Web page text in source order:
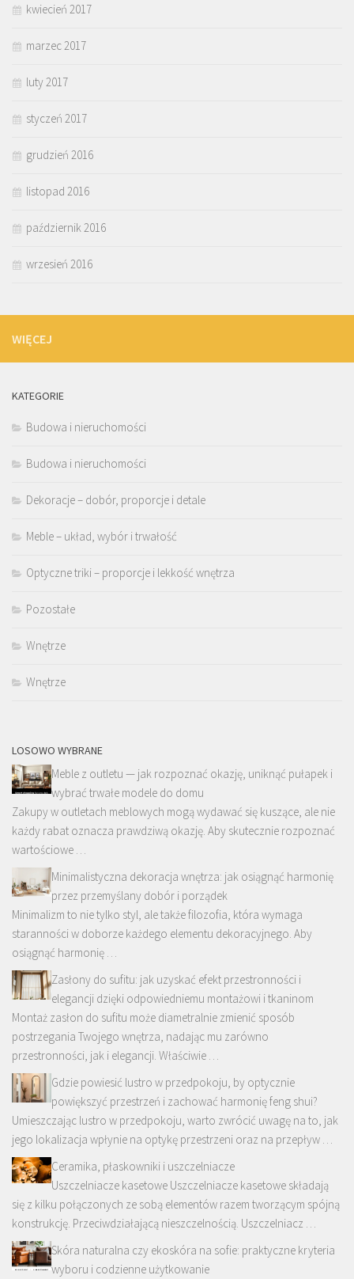
kwiecień 2017
marzec 2017
luty 2017
styczeń 2017
grudzień 2016
listopad 2016
październik 2016
wrzesień 2016
WIĘCEJ
KATEGORIE
Budowa i nieruchomości
Budowa i nieruchomości
Dekoracje – dobór, proporcje i detale
Meble – układ, wybór i trwałość
Optyczne triki – proporcje i lekkość wnętrza
Pozostałe
Wnętrze
Wnętrze
LOSOWO WYBRANE
Meble z outletu — jak rozpoznać okazję, uniknąć pułapek i
wybrać trwałe modele do domu
Zakupy w outletach meblowych mogą wydawać się kuszące, ale nie
każdy rabat oznacza prawdziwą okazję. Aby skutecznie rozpoznać
wartościowe …
Minimalistyczna dekoracja wnętrza: jak osiągnąć harmonię
przez przemyślany dobór i porządek
Minimalizm to nie tylko styl, ale także filozofia, która wymaga
staranności w doborze każdego elementu dekoracyjnego. Aby
osiągnąć harmonię …
Zasłony do sufitu: jak uzyskać efekt przestronności i
elegancji dzięki odpowiedniemu montażowi i tkaninom
Montaż zasłon do sufitu może diametralnie zmienić sposób
postrzegania Twojego wnętrza, nadając mu zarówno
przestronności, jak i elegancji. Właściwie …
Gdzie powiesić lustro w przedpokoju, by optycznie
powiększyć przestrzeń i zachować harmonię feng shui?
Umieszczając lustro w przedpokoju, warto zwrócić uwagę na to, jak
jego lokalizacja wpłynie na optykę przestrzeni oraz na przepływ …
Ceramika, płaskowniki i uszczelniacze
Uszczelniacze kasetowe Uszczelniacze kasetowe składają
się z kilku połączonych ze sobą elementów razem tworzącym spójną
konstrukcję. Przeciwdziałającą nieszczelnością. Uszczelniacz …
Skóra naturalna czy ekoskóra na sofie: praktyczne kryteria
wyboru i codzienne użytkowanie